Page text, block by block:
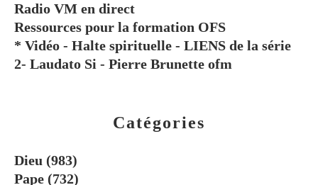
Catégories
Dieu (983)
Pape (732)
Radio VM en direct
Ressources pour la formation OFS
* Vidéo - Halte spirituelle - LIENS de la série
2- Laudato Si - Pierre Brunette ofm